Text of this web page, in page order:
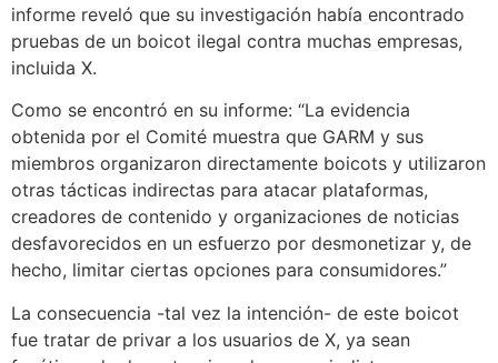
informe reveló que su investigación había encontrado
pruebas de un boicot ilegal contra muchas empresas,
incluida X.
Como se encontró en su informe: “La evidencia
obtenida por el Comité muestra que GARM y sus
miembros organizaron directamente boicots y utilizaron
otras tácticas indirectas para atacar plataformas,
creadores de contenido y organizaciones de noticias
desfavorecidos en un esfuerzo por desmonetizar y, de
hecho, limitar ciertas opciones para consumidores.”
La consecuencia -tal vez la intención- de este boicot
fue tratar de privar a los usuarios de X, ya sean